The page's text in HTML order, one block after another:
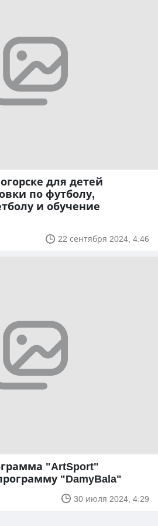
для детей
по футболу,
и обучение
22 сентября 2024, 4:46
"ArtSport"
"DamyBala"
30 июля 2024, 4:29